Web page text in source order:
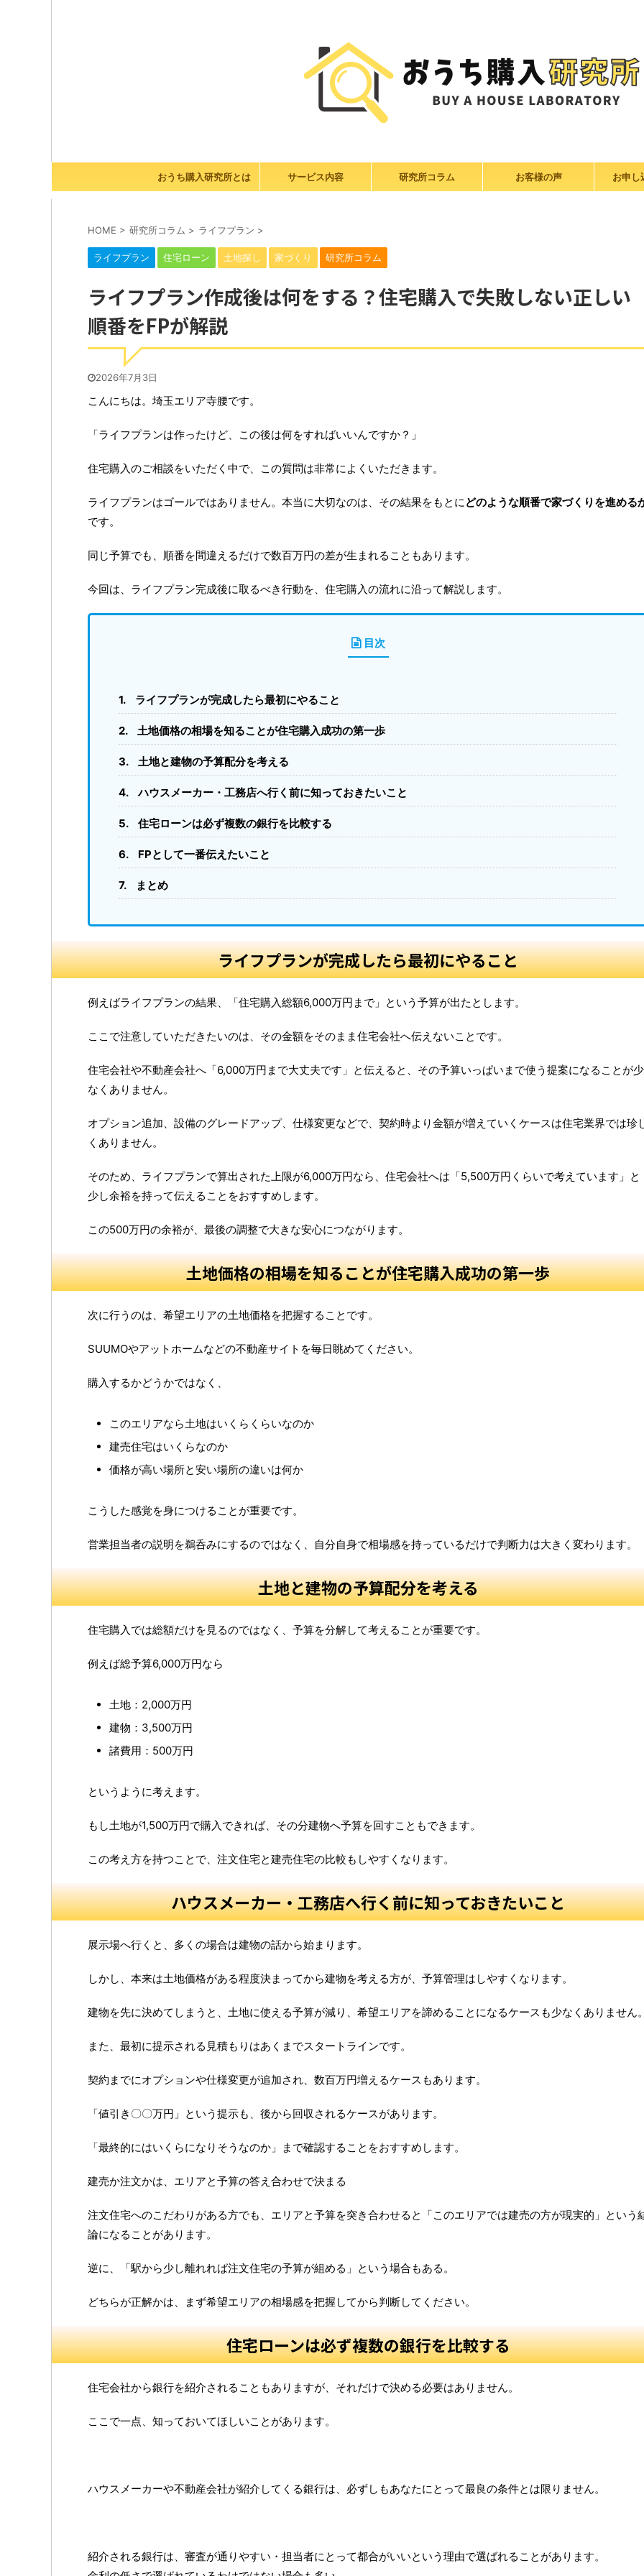
おうち購入研究所とは サービス内容 研究所コラム お客様の声 お申し
HOME > 研究所コラム > ライフプラン >
ライフプラン 住宅ローン 土地探し 家づくり 研究所コラム
ライフプラン作成後は何をする？住宅購入で失敗しない正しい
順番をFPが解説
2026年7月3日
こんにちは。埼玉エリア寺腰です。
「ライフプランは作ったけど、この後は何をすればいいんですか？」
住宅購入のご相談をいただく中で、この質問は非常によくいただきます。
ライフプランはゴールではありません。本当に大切なのは、その結果をもとにどのような順番で家づくりを進める
です。
同じ予算でも、順番を間違えるだけで数百万円の差が生まれることもあります。
今回は、ライフプラン完成後に取るべき行動を、住宅購入の流れに沿って解説します。
目次
ライフプランが完成したら最初にやること
土地価格の相場を知ることが住宅購入成功の第一歩
土地と建物の予算配分を考える
ハウスメーカー・工務店へ行く前に知っておきたいこと
住宅ローンは必ず複数の銀行を比較する
FPとして一番伝えたいこと
まとめ
ライフプランが完成したら最初にやること
例えばライフプランの結果、「住宅購入総額6,000万円まで」という予算が出たとします。
ここで注意していただきたいのは、その金額をそのまま住宅会社へ伝えないことです。
住宅会社や不動産会社へ「6,000万円まで大丈夫です」と伝えると、その予算いっぱいまで使う提案になることが少
なくありません。
オプション追加、設備のグレードアップ、仕様変更などで、契約時より金額が増えていくケースは住宅業界では珍
くありません。
そのため、ライフプランで算出された上限が6,000万円なら、住宅会社へは「5,500万円くらいで考えています」と
少し余裕を持って伝えることをおすすめします。
この500万円の余裕が、最後の調整で大きな安心につながります。
土地価格の相場を知ることが住宅購入成功の第一歩
次に行うのは、希望エリアの土地価格を把握することです。
SUUMOやアットホームなどの不動産サイトを毎日眺めてください。
購入するかどうかではなく、
このエリアなら土地はいくらくらいなのか
建売住宅はいくらなのか
価格が高い場所と安い場所の違いは何か
こうした感覚を身につけることが重要です。
営業担当者の説明を鵜呑みにするのではなく、自分自身で相場感を持っているだけで判断力は大きく変わります。
土地と建物の予算配分を考える
住宅購入では総額だけを見るのではなく、予算を分解して考えることが重要です。
例えば総予算6,000万円なら
土地：2,000万円
建物：3,500万円
諸費用：500万円
というように考えます。
もし土地が1,500万円で購入できれば、その分建物へ予算を回すこともできます。
この考え方を持つことで、注文住宅と建売住宅の比較もしやすくなります。
ハウスメーカー・工務店へ行く前に知っておきたいこと
展示場へ行くと、多くの場合は建物の話から始まります。
しかし、本来は土地価格がある程度決まってから建物を考える方が、予算管理はしやすくなります。
建物を先に決めてしまうと、土地に使える予算が減り、希望エリアを諦めることになるケースも少なくありません
また、最初に提示される見積もりはあくまでスタートラインです。
契約までにオプションや仕様変更が追加され、数百万円増えるケースもあります。
「値引き〇〇万円」という提示も、後から回収されるケースがあります。
「最終的にはいくらになりそうなのか」まで確認することをおすすめします。
建売か注文かは、エリアと予算の答え合わせで決まる
注文住宅へのこだわりがある方でも、エリアと予算を突き合わせると「このエリアでは建売の方が現実的」という
論になることがあります。
逆に、「駅から少し離れれば注文住宅の予算が組める」という場合もある。
どちらが正解かは、まず希望エリアの相場感を把握してから判断してください。
住宅ローンは必ず複数の銀行を比較する
住宅会社から銀行を紹介されることもありますが、それだけで決める必要はありません。
ここで一点、知っておいてほしいことがあります。
ハウスメーカーや不動産会社が紹介してくる銀行は、必ずしもあなたにとって最良の条件とは限りません。
紹介される銀行は、審査が通りやすい・担当者にとって都合がいいという理由で選ばれることがあります。